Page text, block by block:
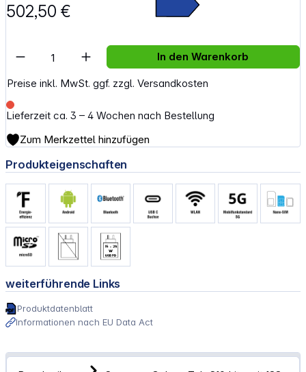
502,50 €
Preise inkl. MwSt. ggf. zzgl. Versandkosten
Lieferzeit ca. 3 – 4 Wochen nach Bestellung
Artikel Anzahl: Gib den gewünschten
In den Warenkorb
Zum Merkzettel hinzufügen
Produkteigenschaften
weiterführende Links
Produktdatenblatt
Informationen nach EU Data Act